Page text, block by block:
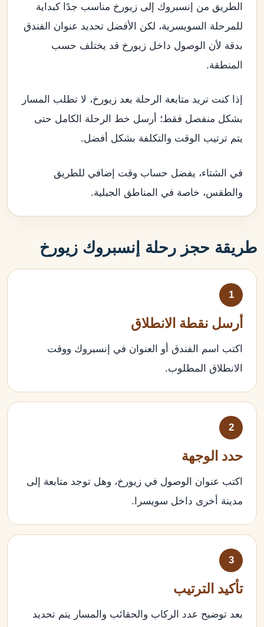
الطريق من إنسبروك إلى زيورخ مناسب جدًا كبداية
للمرحلة السويسرية، لكن الأفضل تحديد عنوان الفندق
بدقة لأن الوصول داخل زيورخ قد يختلف حسب
المنطقة.
إذا كنت تريد متابعة الرحلة بعد زيورخ، لا تطلب المسار
بشكل منفصل فقط؛ أرسل خط الرحلة الكامل حتى
يتم ترتيب الوقت والتكلفة بشكل أفضل.
في الشتاء، يفضل حساب وقت إضافي للطريق
والطقس، خاصة في المناطق الجبلية.
طريقة حجز رحلة إنسبروك زيورخ
1
أرسل نقطة الانطلاق
اكتب اسم الفندق أو العنوان في إنسبروك ووقت
الانطلاق المطلوب.
2
حدد الوجهة
اكتب عنوان الوصول في زيورخ، وهل توجد متابعة إلى
مدينة أخرى داخل سويسرا.
3
تأكيد الترتيب
بعد توضيح عدد الركاب والحقائب والمسار يتم تحديد